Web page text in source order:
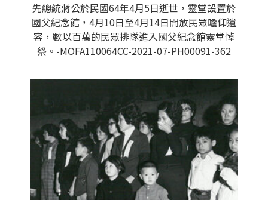
先總統蔣公於民國64年4月5日逝世，靈堂設置於
國父紀念館，4月10日至4月14日開放民眾瞻仰遺
容，數以百萬的民眾排隊進入國父紀念館靈堂悼
祭。-MOFA110064CC-2021-07-PH00091-362